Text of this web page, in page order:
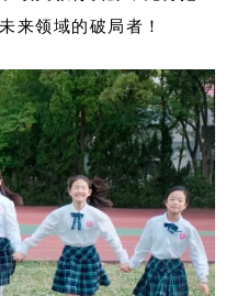
来领域的破局者！